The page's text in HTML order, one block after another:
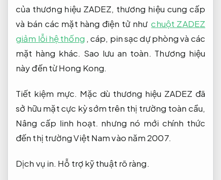
của thương hiệu ZADEZ, thương hiệu cung cấp
và bán các mặt hàng điện tử như chuột ZADEZ
giảm lỗi hệ thống , cáp, pin sạc dự phòng và các
mặt hàng khác. Sao lưu an toàn. Thương hiệu
này đến từ Hong Kong.
Tiết kiệm mực. Mặc dù thương hiệu ZADEZ đã
sở hữu mặt cực kỳ sớm trên thị trường toàn cầu,
Nâng cấp linh hoạt. nhưng nó mới chính thức
đến thị trường Việt Nam vào năm 2007.
Dịch vụ in. Hỗ trợ kỹ thuật rõ ràng.